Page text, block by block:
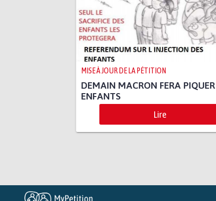
MISE À JOUR DE LA PÉTITION
DEMAIN MACRON FERA
ENFANTS
Lire